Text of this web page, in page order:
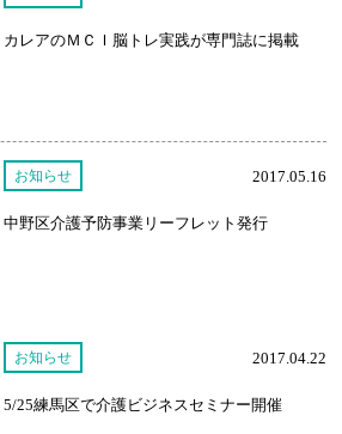
カレアのＭＣＩ脳トレ実践が専門誌に掲載
お知らせ 2017.05.16
中野区介護予防事業リーフレット発行
お知らせ 2017.04.22
5/25練馬区で介護ビジネスセミナー開催